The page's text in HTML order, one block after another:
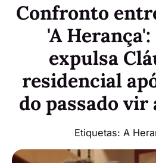
Confronto
'A
expulsa
residencial
do passado vir
Etiquetas: A